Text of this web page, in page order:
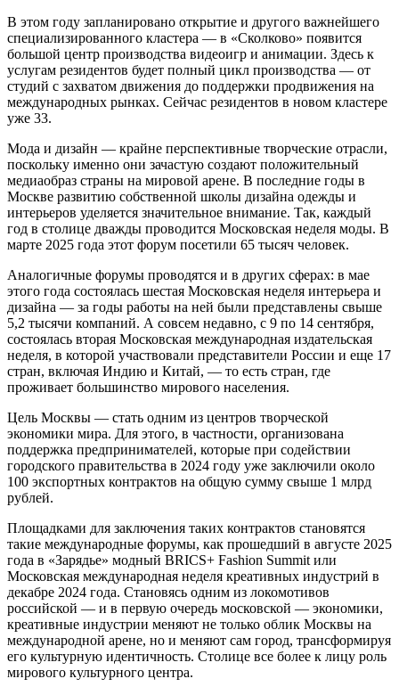
В этом году запланировано открытие и другого важнейшего
специализированного кластера — в «Сколково» появится
большой центр производства видеоигр и анимации. Здесь к
услугам резидентов будет полный цикл производства — от
студий с захватом движения до поддержки продвижения на
международных рынках. Сейчас резидентов в новом кластере
уже 33.
Мода и дизайн — крайне перспективные творческие отрасли,
поскольку именно они зачастую создают положительный
медиаобраз страны на мировой арене. В последние годы в
Москве развитию собственной школы дизайна одежды и
интерьеров уделяется значительное внимание. Так, каждый
год в столице дважды проводится Московская неделя моды. В
марте 2025 года этот форум посетили 65 тысяч человек.
Аналогичные форумы проводятся и в других сферах: в мае
этого года состоялась шестая Московская неделя интерьера и
дизайна — за годы работы на ней были представлены свыше
5,2 тысячи компаний. А совсем недавно, с 9 по 14 сентября,
состоялась вторая Московская международная издательская
неделя, в которой участвовали представители России и еще 17
стран, включая Индию и Китай, — то есть стран, где
проживает большинство мирового населения.
Цель Москвы — стать одним из центров творческой
экономики мира. Для этого, в частности, организована
поддержка предпринимателей, которые при содействии
городского правительства в 2024 году уже заключили около
100 экспортных контрактов на общую сумму свыше 1 млрд
рублей.
Площадками для заключения таких контрактов становятся
такие международные форумы, как прошедший в августе 2025
года в «Зарядье» модный BRICS+ Fashion Summit или
Московская международная неделя креативных индустрий в
декабре 2024 года. Становясь одним из локомотивов
российской — и в первую очередь московской — экономики,
креативные индустрии меняют не только облик Москвы на
международной арене, но и меняют сам город, трансформируя
его культурную идентичность. Столице все более к лицу роль
мирового культурного центра.